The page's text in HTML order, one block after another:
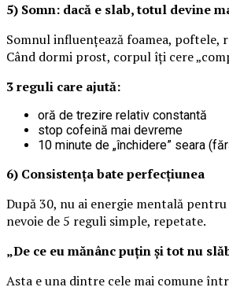
5) Somn: dacă e slab, totul devine
Somnul influențează foamea, poftele,
Când dormi prost, corpul îți cere
3 reguli care ajută:
oră de trezire relativ constantă
stop cofeină mai devreme
10 minute de „închidere” seara
6) Consistența bate perfecțiunea
După 30, nu ai energie mentală
nevoie de 5 reguli simple, repetate.
„De ce eu mănânc puțin și tot nu
Asta e una dintre cele mai comune